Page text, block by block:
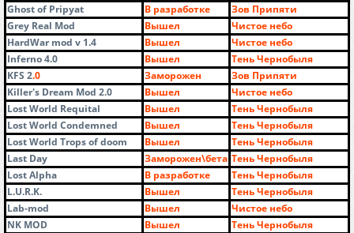
Ghost of Pripyat
В разработке
Зов Припяти
Grey Real Mod
Вышел
Чистое небо
HardWar mod v 1.4
Вышел
Чистое небо
Inferno 4.0
Вышел
Тень Чернобыля
KFS 2.0 Заморожен
Зов Припяти
Killer's Dream Mod 2.0
Вышел
Чистое небо
Lost World Requital
Вышел
Тень Чернобыля
Lost World Condemned
Вышел
Тень Чернобыля
Lost World Trops of doom
Вышел
Тень Чернобыля
Last Day
Заморожен\бета Тень Чернобыля
Lost Alpha
В разработке
Тень Чернобыля
L.U.R.K.
Вышел
Тень Чернобыля
Lab-mod
Вышел
Чистое небо
NK MOD
Вышел
Тень Чернобыля